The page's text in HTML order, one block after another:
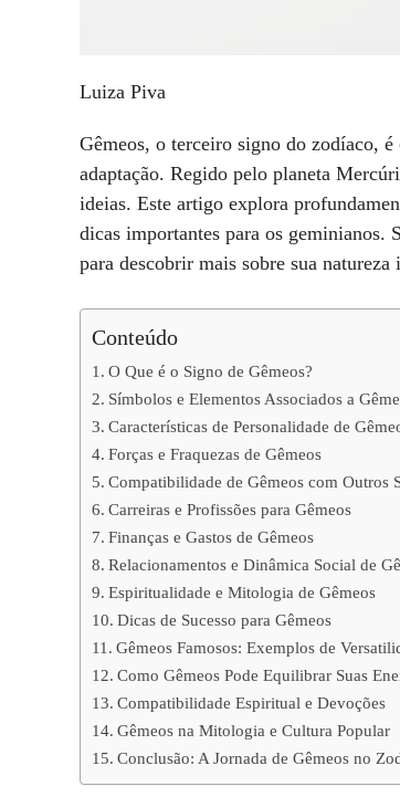
Luiza Piva
Gêmeos, o terceiro signo do zodíaco,
adaptação. Regido pelo planeta
ideias. Este artigo explora
dicas importantes para os geminianos.
para descobrir mais sobre sua
Conteúdo
O Que é o Signo de Gêmeos?
Símbolos e Elementos Associados a
Características de Personalidade de
Forças e Fraquezas de Gêmeos
Compatibilidade de Gêmeos com Outros
Carreiras e Profissões para Gêmeos
Finanças e Gastos de Gêmeos
Relacionamentos e Dinâmica Social de
Espiritualidade e Mitologia de Gêmeos
Dicas de Sucesso para Gêmeos
Gêmeos Famosos: Exemplos de
Como Gêmeos Pode Equilibrar Suas
Compatibilidade Espiritual e Devoções
Gêmeos na Mitologia e Cultura Popular
Conclusão: A Jornada de Gêmeos no